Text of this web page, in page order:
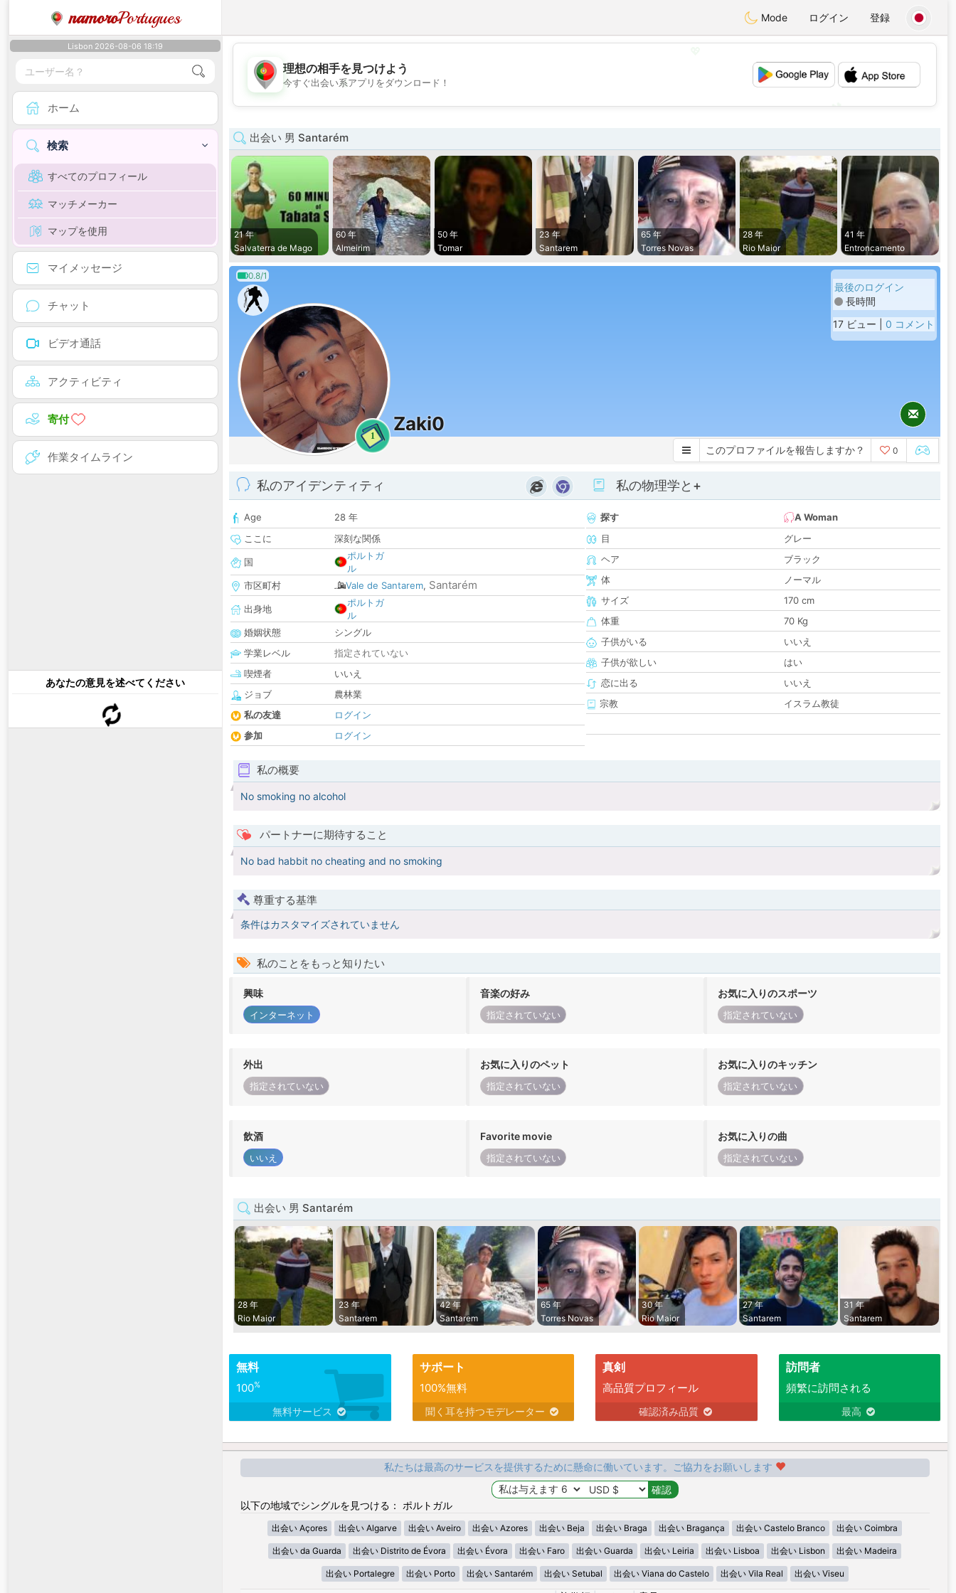
namoroPortugues Mode ログイン 登録
Lisbon 2026-08-06 18:19
ホーム
検索
すべてのプロフィール
マッチメーカー
マップを使用
マイメッセージ
チャット
ビデオ通話
アクティビティ
寄付
作業タイムライン
あなたの意見を述べてください
💖
💕
理想の相手を見つけよう
今すぐ出会い系アプリをダウンロード！
出会い 男 Santarém
21 年
Salvaterra de Mago
60 年
Almeirim
50 年
Tomar
23 年
Santarem
65 年
Torres Novas
28 年
Rio Maior
41 年
Entroncamento
0.8/1
1
Zaki0
最後のログイン
長時間
17 ビュー | 0 コメント
このプロファイルを報告しますか？ 0
私のアイデンティティ
Age
28 年
ここに
深刻な関係
国
ポルトガ
ル
市区町村
Vale de Santarem, Santarém
出身地
ポルトガ
ル
婚姻状態
シングル
学業レベル
指定されていない
喫煙者
いいえ
ジョブ
農林業
私の友達
ログイン
参加
ログイン
私の物理学と+
探す
A Woman
目
グレー
ヘア
ブラック
体
ノーマル
サイズ
170 cm
体重
70 Kg
子供がいる
いいえ
子供が欲しい
はい
恋に出る
いいえ
宗教
イスラム教徒
私の概要
No smoking no alcohol
パートナーに期待すること
No bad habbit no cheating and no smoking
尊重する基準
条件はカスタマイズされていません
私のことをもっと知りたい
興味
インターネット
音楽の好み
指定されていない
お気に入りのスポーツ
指定されていない
外出
指定されていない
お気に入りのペット
指定されていない
お気に入りのキッチン
指定されていない
飲酒
いいえ
Favorite movie
指定されていない
お気に入りの曲
指定されていない
出会い 男 Santarém
28 年
Rio Maior
23 年
Santarem
42 年
Santarem
65 年
Torres Novas
30 年
Rio Maior
27 年
Santarem
31 年
Santarem
無料
100%
無料サービス
サポート
100%無料
聞く耳を持つモデレーター
真剣
高品質プロフィール
確認済み品質
訪問者
頻繁に訪問される
最高
私たちは最高のサービスを提供するために懸命に働いています。ご協力をお願いします
以下の地域でシングルを見つける： ポルトガル
出会い Açores 出会い Algarve 出会い Aveiro 出会い Azores 出会い Beja 出会い Braga 出会い Bragança 出会い Castelo Branco 出会い Coimbra
出会い da Guarda 出会い Distrito de Évora 出会い Évora 出会い Faro 出会い Guarda 出会い Leiria 出会い Lisboa 出会い Lisbon 出会い Madeira
出会い Portalegre 出会い Porto 出会い Santarém 出会い Setubal 出会い Viana do Castelo 出会い Vila Real 出会い Viseu